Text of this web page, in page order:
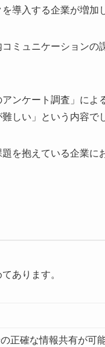
導入する企業が増加
ミュニケーションの
ンケート調査」によ
しい」という内容で
を抱えている企業に
あります。
正確な情報共有が可